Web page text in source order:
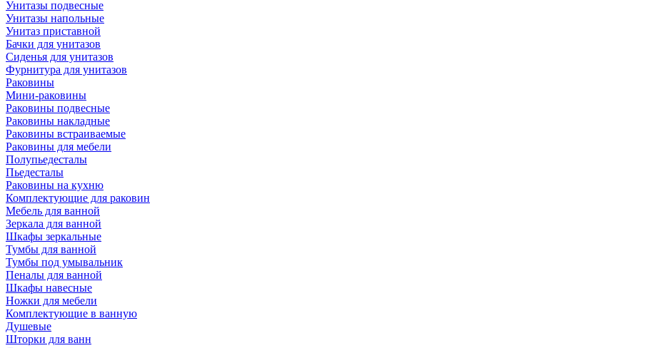
Унитазы подвесные
Унитазы напольные
Унитаз приставной
Бачки для унитазов
Сиденья для унитазов
Фурнитура для унитазов
Раковины
Мини-раковины
Раковины подвесные
Раковины накладные
Раковины встраиваемые
Раковины для мебели
Полупьедесталы
Пьедесталы
Раковины на кухню
Комплектующие для раковин
Мебель для ванной
Зеркала для ванной
Шкафы зеркальные
Тумбы для ванной
Тумбы под умывальник
Пеналы для ванной
Шкафы навесные
Ножки для мебели
Комплектующие в ванную
Душевые
Шторки для ванн